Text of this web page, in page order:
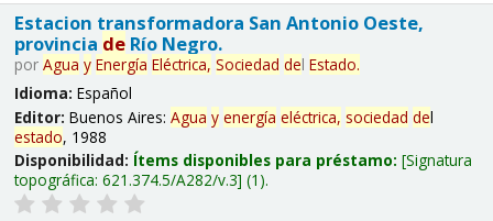
Estacion transformadora San Antonio Oeste,
provincia deRío Negro.
por Agua y Energía Eléctrica, Sociedad del Estado.
Idioma: Español
Editor: Buenos Aires: Agua y energía eléctrica, sociedad del
estado, 1988
Disponibilidad: Ítems disponibles para préstamo: Signatura
topográfica: 621.374.5/A282/v.3 (1).